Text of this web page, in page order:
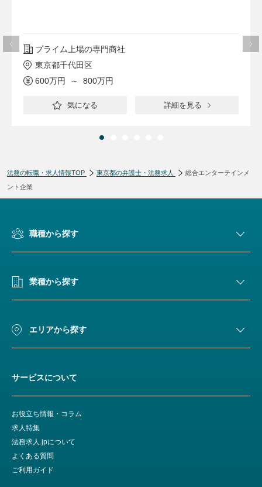
プライム上場の専門商社
東京都千代田区
600万円 ～ 800万円
気になる 詳細を見る
法務の転職・求人情報TOP 東京都の弁護士・法務求人
総合エンターテインメ
ント企業
職種から探す
業種から探す
エリアから探す
サービスについて
お役立ち情報・コラム
求人特集
法務求人.jpについて
よくある質問
ご利用ガイド